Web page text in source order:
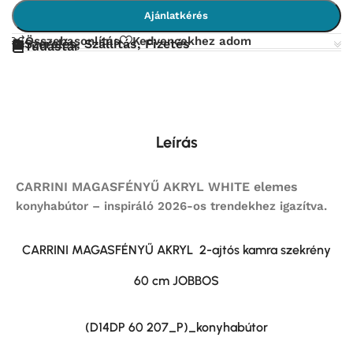
Ajánlatkérés
Összehasonlítás Kedvencekhez adom
Szerelés, Szállítás, Fizetés
Tudástár
Leírás
CARRINI MAGASFÉNYŰ AKRYL WHITE elemes
konyhabútor – inspiráló 2026-os trendekhez igazítva.
CARRINI MAGASFÉNYŰ AKRYL 2-ajtós kamra szekrény
60 cm JOBBOS
(D14DP 60 207_P)_konyhabútor